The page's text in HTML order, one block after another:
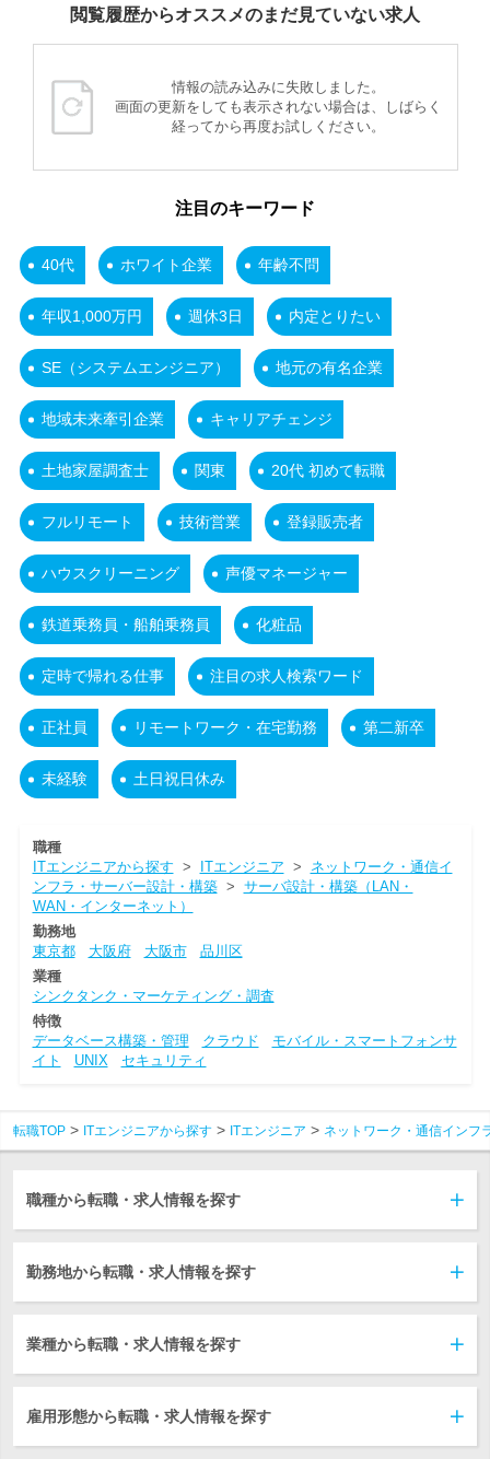
閲覧履歴からオススメのまだ見ていない求人
情報の読み込みに失敗しました。
画面の更新をしても表示されない場合は、しばらく
経ってから再度お試しください。
注目のキーワード
40代 ホワイト企業 年齢不問
年収1,000万円 週休3日 内定とりたい
SE（システムエンジニア） 地元の有名企業
地域未来牽引企業 キャリアチェンジ
土地家屋調査士 関東 20代 初めて転職
フルリモート 技術営業 登録販売者
ハウスクリーニング 声優マネージャー
鉄道乗務員・船舶乗務員 化粧品
定時で帰れる仕事 注目の求人検索ワード
正社員 リモートワーク・在宅勤務 第二新卒
未経験 土日祝日休み
職種
ITエンジニアから探す > ITエンジニア > ネットワーク・通信イ
ンフラ・サーバー設計・構築> サーバ設計・構築（LAN・
WAN・インターネット）
勤務地
東京都
大阪府 大阪市
品川区
業種
シンクタンク・マーケティング・調査
特徴
データベース構築・管理
クラウド
モバイル・スマートフォンサ
イト
UNIX セキュリティ
転職TOP ITエンジニアから探す ITエンジニア ネットワーク・通信インフ
職種から転職・求人情報を探す
勤務地から転職・求人情報を探す
業種から転職・求人情報を探す
雇用形態から転職・求人情報を探す